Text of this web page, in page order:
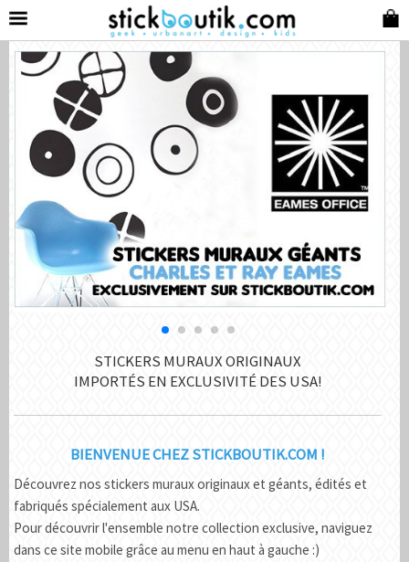
STICKERS MURAUX ORIGINAUX
IMPORTÉS EN EXCLUSIVITÉ DES USA!
BIENVENUE CHEZ STICKBOUTIK.COM !
Découvrez nos stickers muraux originaux et géants, édités et
fabriqués spécialement aux USA.
Pour découvrir l'ensemble notre collection exclusive, naviguez
dans ce site mobile grâce au menu en haut à gauche :)